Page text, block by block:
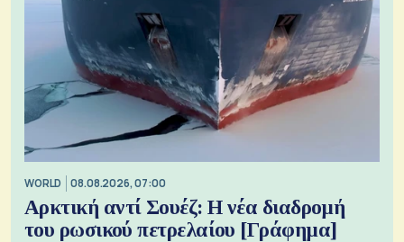
WORLD 08.08.2026, 07:00
Αρκτική αντί Σουέζ: Η νέα διαδρομή
του ρωσικού πετρελαίου [Γράφημα]